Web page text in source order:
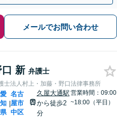
メールでお問い合わせ
口 新 弁護士
士法人村上・加藤・野口法律事務所
愛
知
県
|
名古
屋市
中区
久屋大通駅
から徒歩2
分
営業時間：09:00
~18:00（平日）